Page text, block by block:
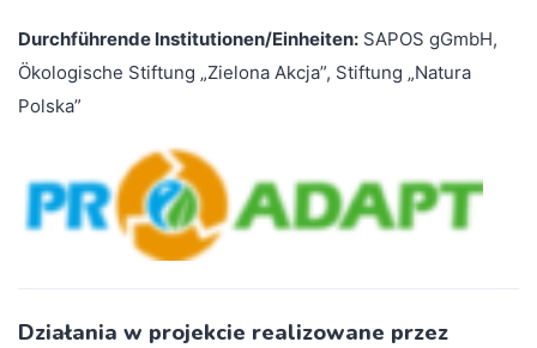
Durchführende Institutionen/Einheiten: SAPOS gGmbH,
Ökologische Stiftung „Zielona Akcja”, Stiftung „Natura
Polska”
Działania w projekcie realizowane przez